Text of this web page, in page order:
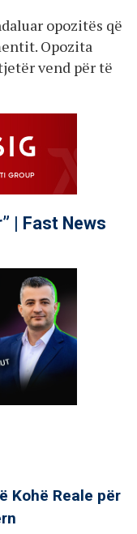
opozitës që
Opozita
vend për të
| Fast News
Kohë Reale për